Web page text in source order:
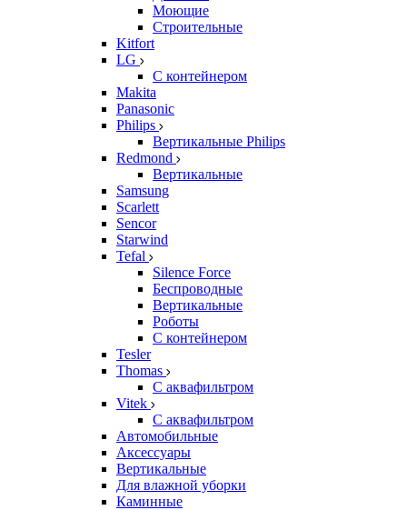
Моющие
Строительные
Kitfort
LG
С контейнером
Makita
Panasonic
Philips
Вертикальные Philips
Redmond
Вертикальные
Samsung
Scarlett
Sencor
Starwind
Tefal
Silence Force
Беспроводные
Вертикальные
Роботы
С контейнером
Tesler
Thomas
С аквафильтром
Vitek
С аквафильтром
Автомобильные
Аксессуары
Вертикальные
Для влажной уборки
Каминные